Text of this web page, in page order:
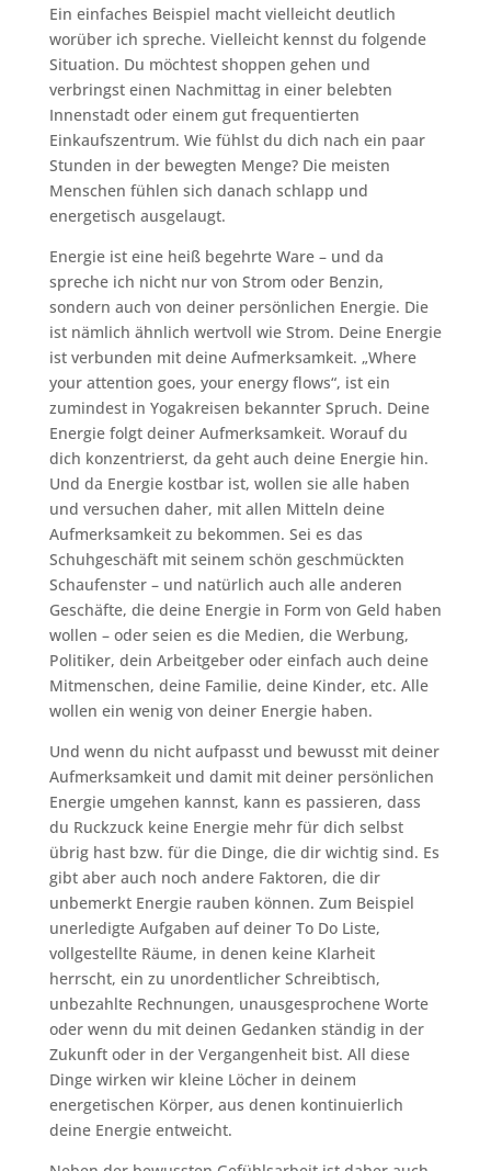
Ein einfaches Beispiel macht vielleicht deutlich
worüber ich spreche. Vielleicht kennst du folgende
Situation. Du möchtest shoppen gehen und
verbringst einen Nachmittag in einer belebten
Innenstadt oder einem gut frequentierten
Einkaufszentrum. Wie fühlst du dich nach ein paar
Stunden in der bewegten Menge? Die meisten
Menschen fühlen sich danach schlapp und
energetisch ausgelaugt.
Energie ist eine heiß begehrte Ware – und da
spreche ich nicht nur von Strom oder Benzin,
sondern auch von deiner persönlichen Energie. Die
ist nämlich ähnlich wertvoll wie Strom. Deine Energie
ist verbunden mit deine Aufmerksamkeit. „Where
your attention goes, your energy flows“, ist ein
zumindest in Yogakreisen bekannter Spruch. Deine
Energie folgt deiner Aufmerksamkeit. Worauf du
dich konzentrierst, da geht auch deine Energie hin.
Und da Energie kostbar ist, wollen sie alle haben
und versuchen daher, mit allen Mitteln deine
Aufmerksamkeit zu bekommen. Sei es das
Schuhgeschäft mit seinem schön geschmückten
Schaufenster – und natürlich auch alle anderen
Geschäfte, die deine Energie in Form von Geld haben
wollen – oder seien es die Medien, die Werbung,
Politiker, dein Arbeitgeber oder einfach auch deine
Mitmenschen, deine Familie, deine Kinder, etc. Alle
wollen ein wenig von deiner Energie haben.
Und wenn du nicht aufpasst und bewusst mit deiner
Aufmerksamkeit und damit mit deiner persönlichen
Energie umgehen kannst, kann es passieren, dass
du Ruckzuck keine Energie mehr für dich selbst
übrig hast bzw. für die Dinge, die dir wichtig sind. Es
gibt aber auch noch andere Faktoren, die dir
unbemerkt Energie rauben können. Zum Beispiel
unerledigte Aufgaben auf deiner To Do Liste,
vollgestellte Räume, in denen keine Klarheit
herrscht, ein zu unordentlicher Schreibtisch,
unbezahlte Rechnungen, unausgesprochene Worte
oder wenn du mit deinen Gedanken ständig in der
Zukunft oder in der Vergangenheit bist. All diese
Dinge wirken wir kleine Löcher in deinem
energetischen Körper, aus denen kontinuierlich
deine Energie entweicht.